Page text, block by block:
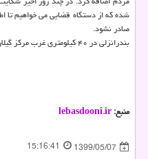
شده که از دستگاه قضایی می خواهیم تا
صادر نشود.
بندرانزلی در ۴۰ کیلومتری غرب مرکز گیلان واقع است.
منبع:lebasdooni.ir
1399/05/07
15:16:41